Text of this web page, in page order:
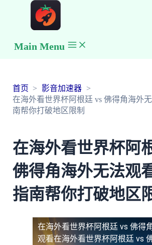
Main Menu
首页
影音加速器
在海外看世界杯阿根廷 vs 佛得角海外
南帮你打破地区限制
在海外看世界杯阿
佛得角海外无法观
指南帮你打破地区
在海外看世界杯阿根廷 vs 佛得
观看在海外看世界杯阿根廷 vs